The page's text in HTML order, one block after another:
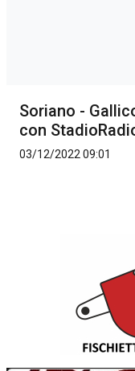
Soriano -
con
03/12/2022 09:01